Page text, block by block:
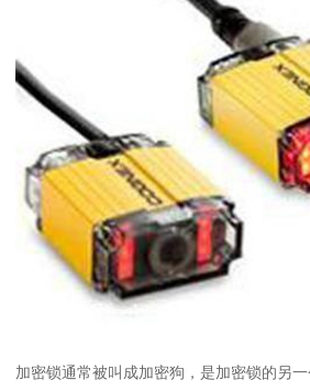
加密锁通常被叫成加密狗，是加密锁的另一